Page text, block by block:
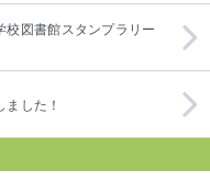
校図書館スタンプラリー
した！